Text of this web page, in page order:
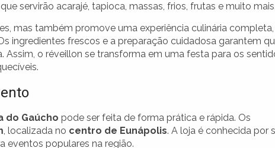
que servirão acarajé, tapioca, massas, frios, frutas e muito
mas também promove uma experiência culinária completa,
ingredientes frescos e a preparação cuidadosa garantem
o réveillon se transforma em uma festa para os
do Gaúcho pode ser feita de forma prática e rápida. Os
, localizada no centro de Eunápolis. A loja é conhecida por
eventos populares na região.